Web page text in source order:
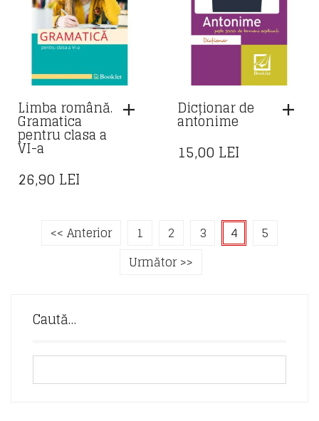
Limba română.
Gramatica
pentru clasa a
VI-a
26,90 LEI
Dicționar de
antonime
15,00 LEI
<< Anterior 1 2 3 4
5
Următor >>
Caută…